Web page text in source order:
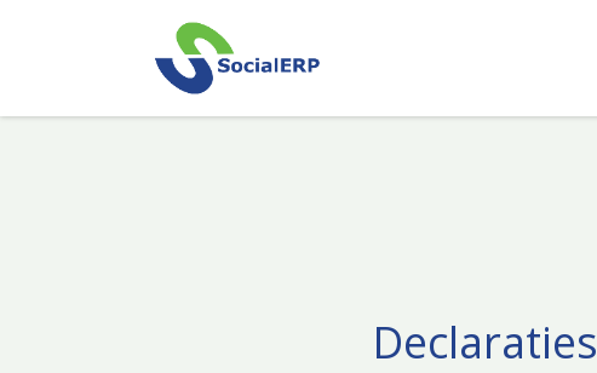
Overslaan naar inhoud
Declaraties